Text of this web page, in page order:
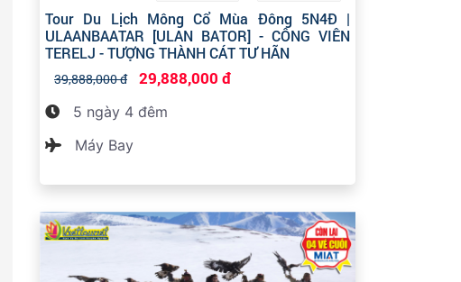
Tour Du Lịch Mông Cổ Mùa Đông 5N4Đ |
ULAANBAATAR [ULAN BATOR] - CÔNG VIÊN
TERELJ - TƯỢNG THÀNH CÁT TƯ HÃN
39,888,000 đ 29,888,000 đ
5 ngày 4 đêm
Máy Bay